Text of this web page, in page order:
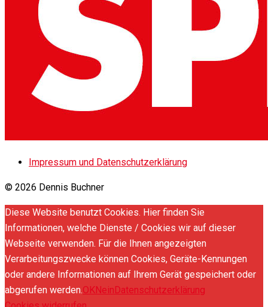
Impressum und Datenschutzerklärung
© 2026 Dennis Buchner
Diese Website benutzt Cookies. Hier finden Sie
Informationen, welche Dienste / Cookies wir auf dieser
Webseite verwenden. Für die Ihnen angezeigten
Verarbeitungszwecke können Cookies, Geräte-Kennungen
oder andere Informationen auf Ihrem Gerät gespeichert oder
abgerufen werden.OKNeinDatenschutzerklärung